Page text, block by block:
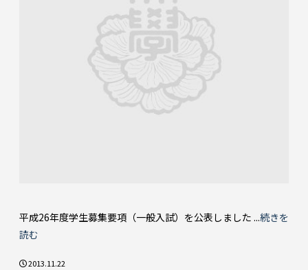
平成26年度学生募集要項（一般入試）を公表しました ...続きを
読む
2013.11.22